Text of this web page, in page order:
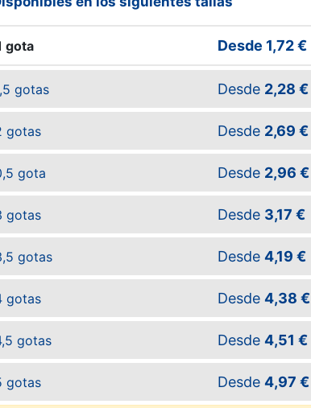
gota Desde 1,72 €
gotas Desde 2,28 €
gotas Desde 2,69 €
gota Desde 2,96 €
gotas Desde 3,17 €
gotas Desde4,19 €
gotas Desde4,38 €
gotas Desde4,51 €
gotas Desde4,97 €